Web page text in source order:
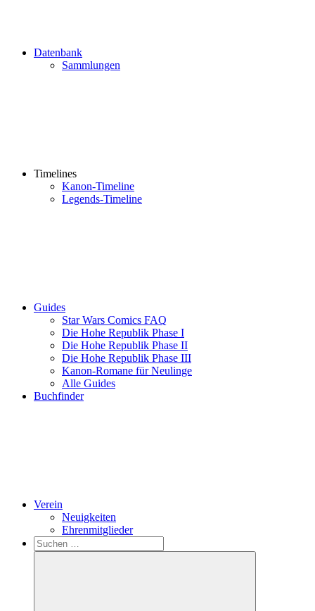
Datenbank
Sammlungen
Timelines
Kanon-Timeline
Legends-Timeline
Guides
Star Wars Comics FAQ
Die Hohe Republik Phase I
Die Hohe Republik Phase II
Die Hohe Republik Phase III
Kanon-Romane für Neulinge
Alle Guides
Buchfinder
Verein
Neuigkeiten
Ehrenmitglieder
Search
Suchen
nach: